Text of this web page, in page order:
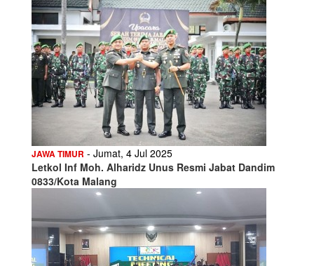
JAWA TIMUR - Jumat, 4 Jul 2025
Letkol Inf Moh. Alharidz Unus Resmi Jabat Dandim
0833/Kota Malang